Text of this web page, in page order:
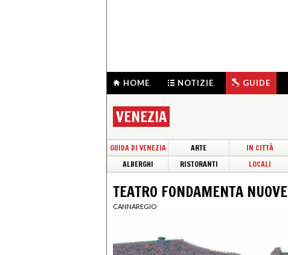
HOME NOTIZIE GUIDE
VENEZIA
GUIDA DI VENEZIA ARTE IN CITTÀ
ALBERGHI
RISTORANTI LOCALI
TEATRO FONDAMENTA NUOVE
CANNAREGIO